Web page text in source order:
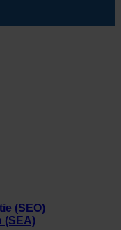
(SEO)
(SEA)